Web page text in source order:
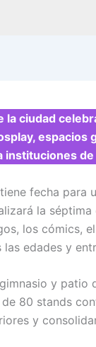
la ciudad
instituciones
fecha para
la
los cómics,
edades y
y patio
80 stands
y